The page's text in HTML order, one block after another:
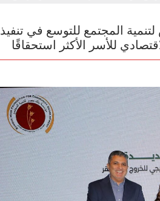
المجتمع للتوسع في تنفيذ
للأسر الأكثر استحقاقًا